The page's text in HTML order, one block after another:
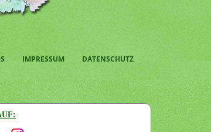
IMPRESSUM DATENSCHUTZ